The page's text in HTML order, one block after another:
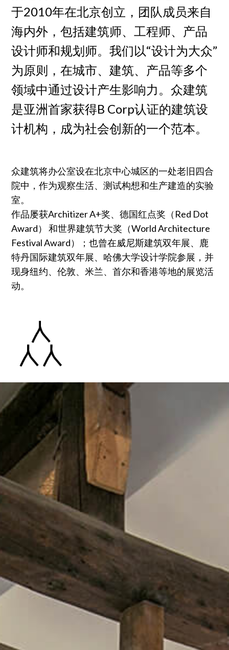
于2010年在北京创立，团队成员来自
海内外，包括建筑师、工程师、产品
设计师和规划师。我们以“设计为大众”
为原则，在城市、建筑、产品等多个
领域中通过设计产生影响力。众建筑
是亚洲首家获得B Corp认证的建筑设
计机构，成为社会创新的一个范本。
众建筑将办公室设在北京中心城区的一处老旧四合
院中，作为观察生活、测试构想和生产建造的实验
室。
作品屡获Architizer A+奖、德国红点奖（Red Dot
Award） 和世界建筑节大奖（World Architecture
Festival Award）；也曾在威尼斯建筑双年展、鹿
特丹国际建筑双年展、哈佛大学设计学院参展，并
现身纽约、伦敦、米兰、首尔和香港等地的展览活
动。